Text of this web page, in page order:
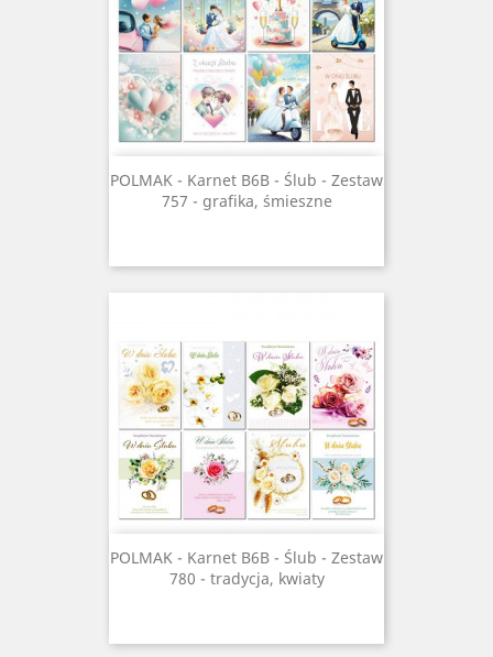
POLMAK - Karnet B6B - Ślub - Zestaw
757 - grafika, śmieszne
POLMAK - Karnet B6B - Ślub - Zestaw
780 - tradycja, kwiaty